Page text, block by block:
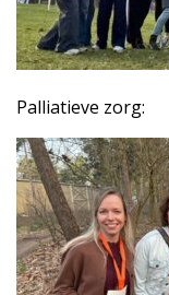
Palliatieve zorg: